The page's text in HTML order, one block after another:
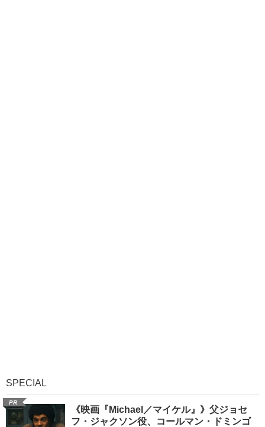
SPECIAL
PR
《映画『Michael／マイケル』》父ジョセ
フ・ジャクソン役、コールマン・ドミンゴ